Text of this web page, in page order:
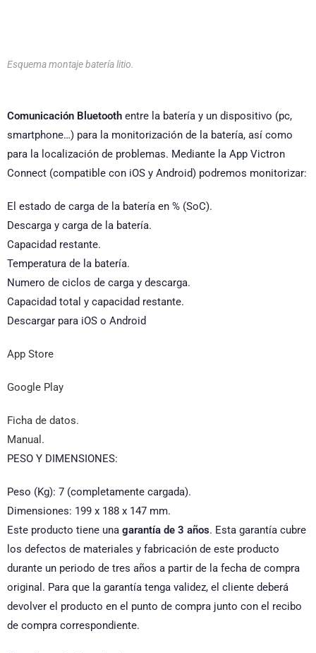
Esquema montaje batería litio.
Comunicación Bluetooth entre la batería y un dispositivo (pc,
smartphone…) para la monitorización de la batería, así como
para la localización de problemas. Mediante la App Victron
Connect (compatible con iOS y Android) podremos monitorizar:
El estado de carga de la batería en % (SoC).
Descarga y carga de la batería.
Capacidad restante.
Temperatura de la batería.
Numero de ciclos de carga y descarga.
Capacidad total y capacidad restante.
Descargar para iOS o Android
App Store
Google Play
Ficha de datos.
Manual.
PESO Y DIMENSIONES:
Peso (Kg): 7 (completamente cargada).
Dimensiones: 199 x 188 x 147 mm.
Este producto tiene una garantía de 3 años. Esta garantía cubre
los defectos de materiales y fabricación de este producto
durante un periodo de tres años a partir de la fecha de compra
original. Para que la garantía tenga validez, el cliente deberá
devolver el producto en el punto de compra junto con el recibo
de compra correspondiente.